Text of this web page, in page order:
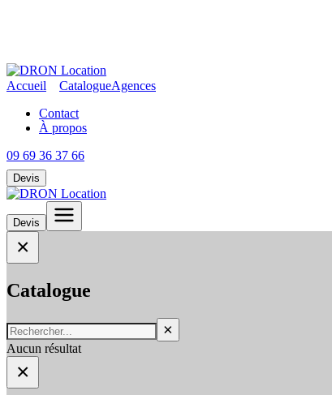
Accueil CatalogueAgences
Contact
À propos
09 69 36 37 66
Devis
Devis
×
Catalogue
×
Aucun résultat
×